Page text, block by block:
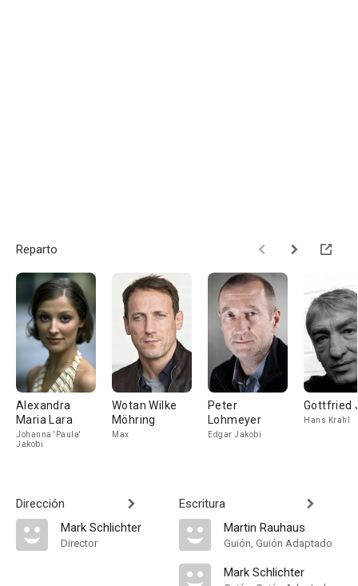
Reparto
Alexandra
Maria Lara
Johanna 'Paula'
Jakobi
Wotan Wilke
Möhring
Max
Peter
Lohmeyer
Edgar Jakobi
Gottfried
Hans Krahl
Dirección
Mark Schlichter
Director
Escritura
Martin Rauhaus
Guión, Guión Adaptado
Mark Schlichter